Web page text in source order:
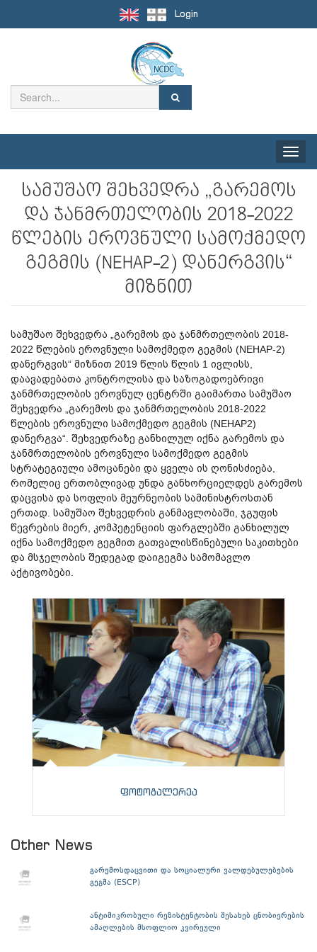
Login
Toggle
სამუშაო შეხვედრა „გარემოს
და ჯანმრთელობის 2018-2022
წლების ეროვნული სამოქმედო
გეგმის (NEHAP-2) დანერგვის“
მიზნით
სამუშაო შეხვედრა „გარემოს და ჯანმრთელობის 2018-
2022 წლების ეროვნული სამოქმედო გეგმის (NEHAP-2)
დანერგვის“ მიზნით 2019 წლის წლის 1 ივლისს,
დაავადებათა კონტროლისა და საზოგადოებრივი
ჯანმრთელობის ეროვნულ ცენტრში გაიმართა სამუშაო
შეხვედრა „გარემოს და ჯანმრთელობის 2018-2022
წლების ეროვნული სამოქმედო გეგმის (NEHAP2)
დანერგვა“. შეხვედრაზე განხილულ იქნა გარემოს და
ჯანმრთელობის ეროვნული სამოქმედო გეგმის
სტრატეგიული ამოცანები და ყველა ის ღონისძიება,
რომელიც ერთობლივად უნდა განხორციელდეს გარემოს
დაცვისა და სოფლის მეურნეობის სამინისტროსთან
ერთად. სამუშაო შეხვედრის განმავლობაში, ჯგუფის
წევრების მიერ, კომპეტენციის ფარგლებში განხილულ
იქნა სამოქმედო გეგმით გათვალისწინებული საკითხები
და მსჯელობის შედეგად დაიგეგმა სამომავლო
აქტივობები.
ფოტოგალერეა
Other News
გარემოსდაცვითი და სოციალური ვალდებულებების
გეგმა (ESCP)
ანტიმიკრობული რეზისტენტობის შესახებ ცნობიერების
ამაღლების მსოფლიო კვირეული